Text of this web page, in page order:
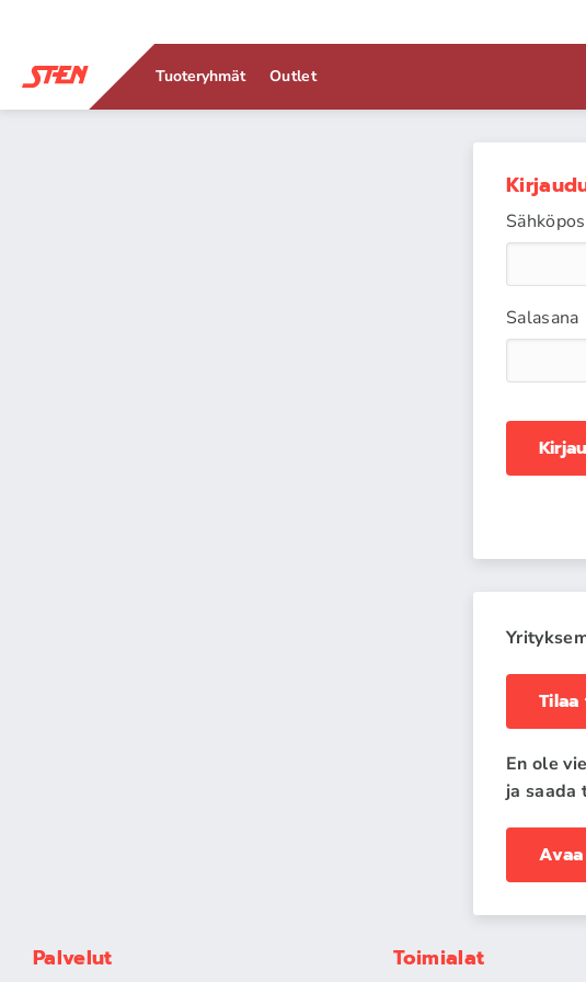
Tuoteryhmät Outlet
Salasana
En ole
ja saada
Palvelut Toimialat